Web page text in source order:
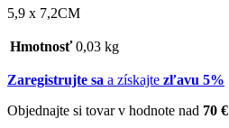
5,9 x 7,2CM
Hmotnosť 0,03 kg
Zaregistrujte sa a získajte zľavu 5%
Objednajte si tovar v hodnote nad 70 €